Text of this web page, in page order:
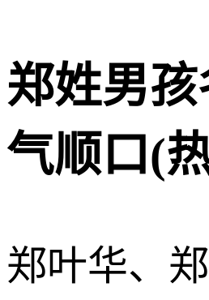
郑姓男
气顺口(
郑叶华、郑